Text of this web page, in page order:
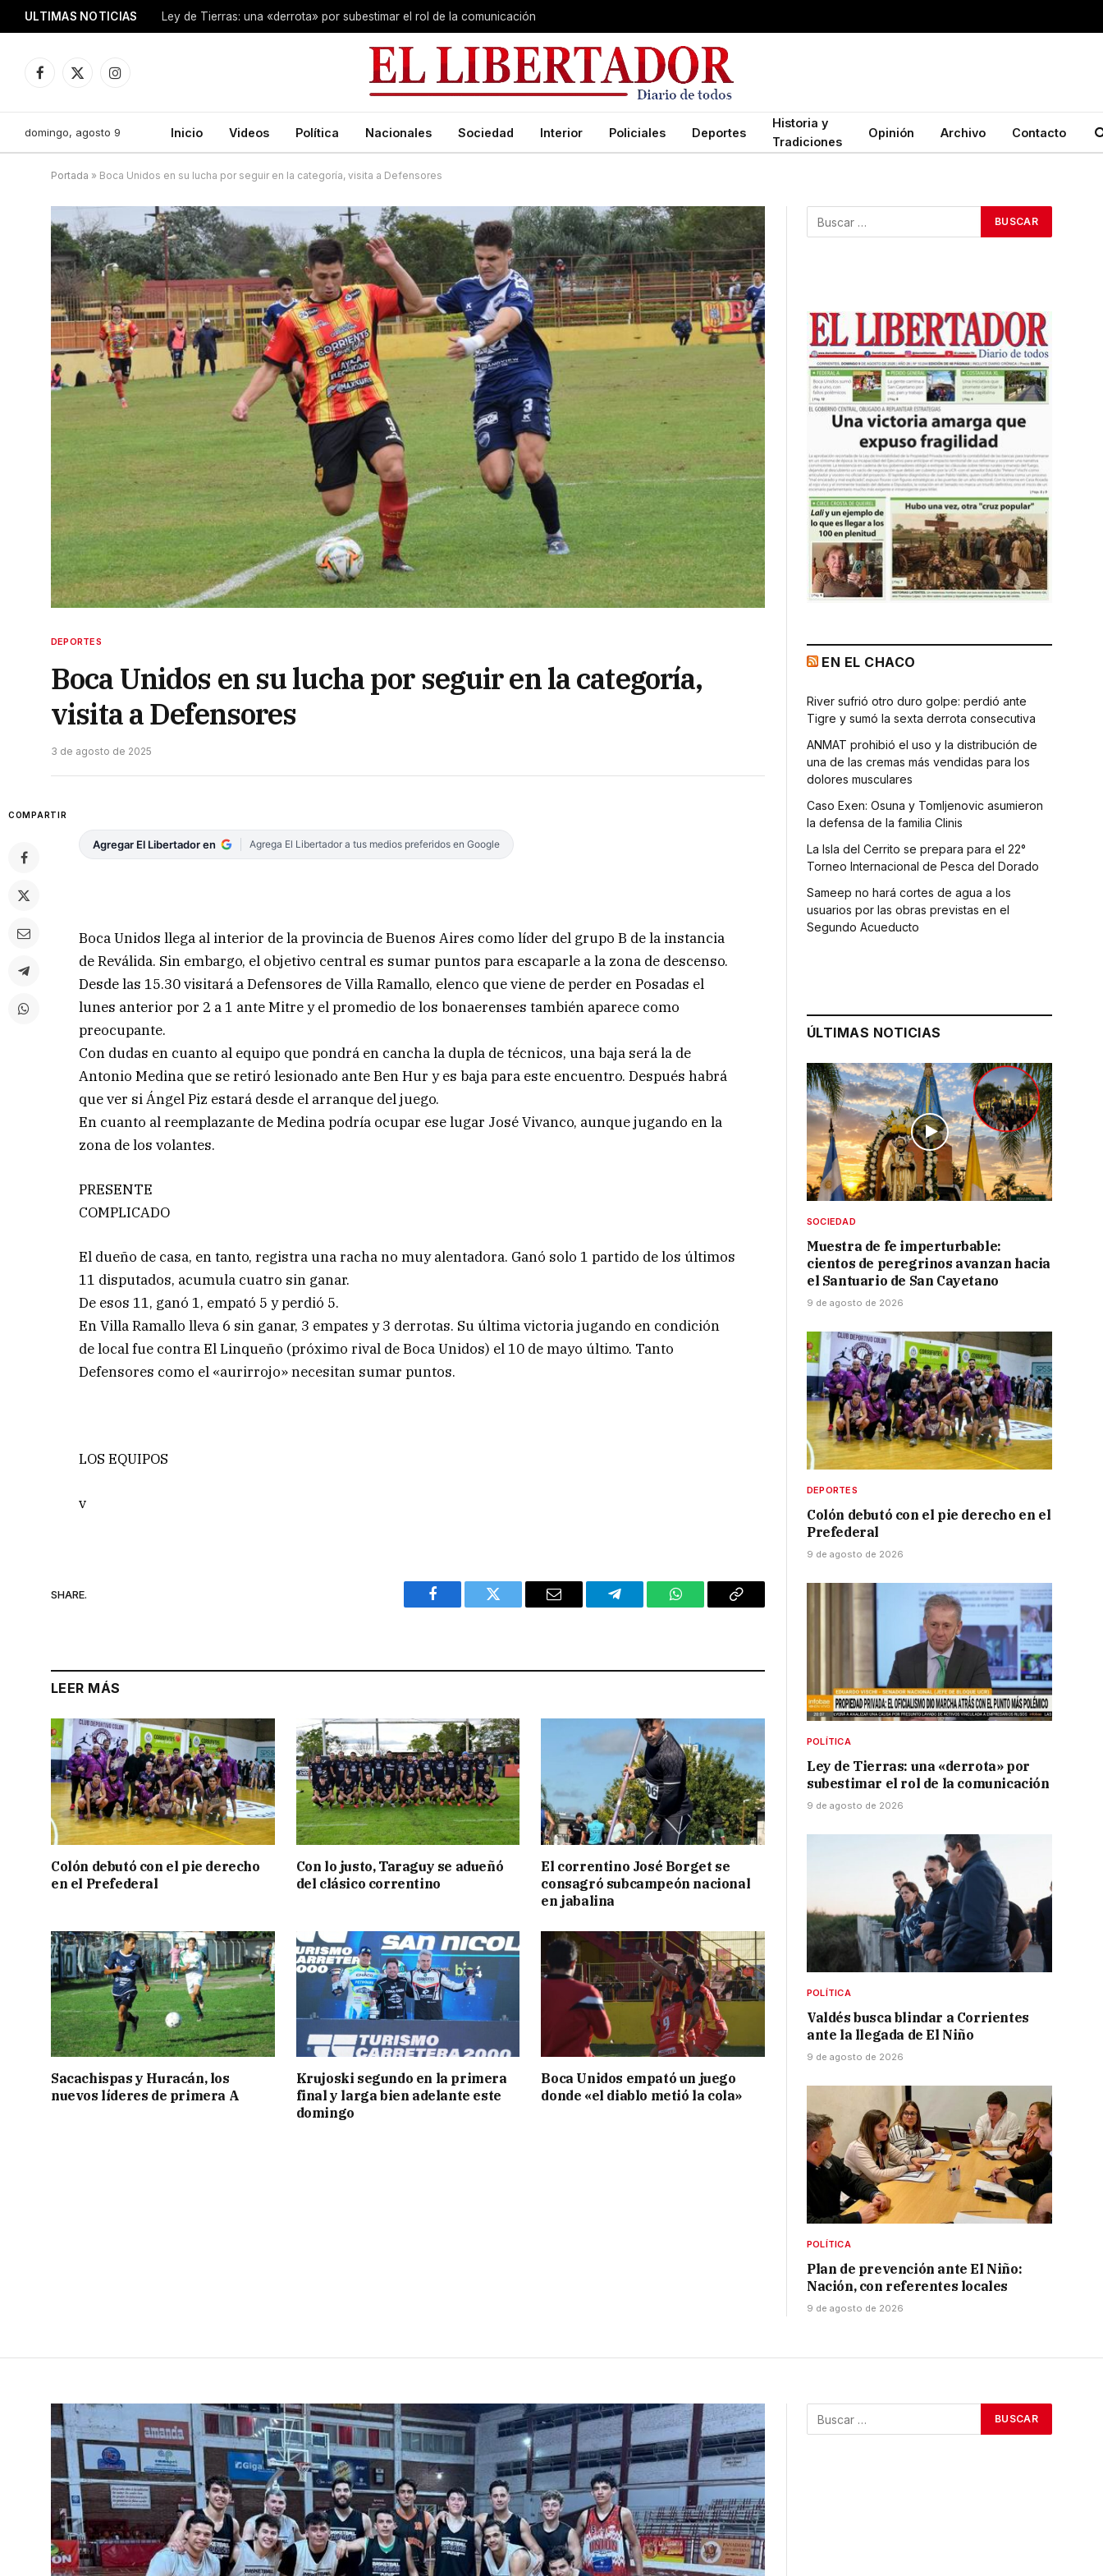
ULTIMAS NOTICIAS Ley de Tierras: una «derrota» por subestimar el rol de la comunicación
Facebook
X
Instagram
domingo, agosto 9 Inicio Videos Política Nacionales Sociedad Interior Policiales Deportes
Historia y
Tradiciones
Opinión Archivo Contacto
Portada » Boca Unidos en su lucha por seguir en la categoría, visita a Defensores
DEPORTES
Boca Unidos en su lucha por seguir en la categoría,
visita a Defensores
3 de agosto de 2025
COMPARTIR
Agregar El Libertador en Agrega El Libertador a tus medios preferidos en Google
Boca Unidos llega al interior de la provincia de Buenos Aires como líder del grupo B de la instancia
de Reválida. Sin embargo, el objetivo central es sumar puntos para escaparle a la zona de descenso.
Desde las 15.30 visitará a Defensores de Villa Ramallo, elenco que viene de perder en Posadas el
lunes anterior por 2 a 1 ante Mitre y el promedio de los bonaerenses también aparece como
preocupante.
Con dudas en cuanto al equipo que pondrá en cancha la dupla de técnicos, una baja será la de
Antonio Medina que se retiró lesionado ante Ben Hur y es baja para este encuentro. Después habrá
que ver si Ángel Piz estará desde el arranque del juego.
En cuanto al reemplazante de Medina podría ocupar ese lugar José Vivanco, aunque jugando en la
zona de los volantes.
PRESENTE
COMPLICADO
El dueño de casa, en tanto, registra una racha no muy alentadora. Ganó solo 1 partido de los últimos
11 disputados, acumula cuatro sin ganar.
De esos 11, ganó 1, empató 5 y perdió 5.
En Villa Ramallo lleva 6 sin ganar, 3 empates y 3 derrotas. Su última victoria jugando en condición
de local fue contra El Linqueño (próximo rival de Boca Unidos) el 10 de mayo último. Tanto
Defensores como el «aurirrojo» necesitan sumar puntos.
LOS EQUIPOS
v
SHARE.
Facebook Twitter Email Telegram WhatsAppCopy
LEER MÁS
Colón debutó con el pie derecho
en el Prefederal
Con lo justo, Taraguy se adueñó
del clásico correntino
El correntino José Borget se
consagró subcampeón nacional
en jabalina
Sacachispas y Huracán, los
nuevos líderes de primera A
Krujoski segundo en la primera
final y larga bien adelante este
domingo
Boca Unidos empató un juego
donde «el diablo metió la cola»
EN EL CHACO
River sufrió otro duro golpe: perdió ante
Tigre y sumó la sexta derrota consecutiva
ANMAT prohibió el uso y la distribución de
una de las cremas más vendidas para los
dolores musculares
Caso Exen: Osuna y Tomljenovic asumieron
la defensa de la familia Clinis
La Isla del Cerrito se prepara para el 22°
Torneo Internacional de Pesca del Dorado
Sameep no hará cortes de agua a los
usuarios por las obras previstas en el
Segundo Acueducto
ÚLTIMAS NOTICIAS
SOCIEDAD
Muestra de fe imperturbable:
cientos de peregrinos avanzan hacia
el Santuario de San Cayetano
9 de agosto de 2026
DEPORTES
Colón debutó con el pie derecho en el
Prefederal
9 de agosto de 2026
POLÍTICA
Ley de Tierras: una «derrota» por
subestimar el rol de la comunicación
9 de agosto de 2026
POLÍTICA
Valdés busca blindar a Corrientes
ante la llegada de El Niño
9 de agosto de 2026
POLÍTICA
Plan de prevención ante El Niño:
Nación, con referentes locales
9 de agosto de 2026